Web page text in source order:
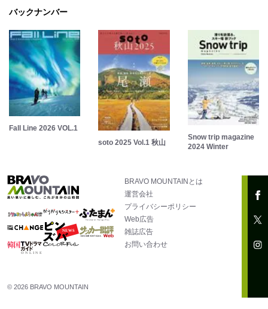
バックナンバー
Fall Line 2026 VOL.1
soto 2025 Vol.1 秋山
Snow trip magazine
2024 Winter
BRAVO MOUNTAINとは
運営会社
プライバシーポリシー
Web広告
雑誌広告
お問い合わせ
© 2026 BRAVO MOUNTAIN